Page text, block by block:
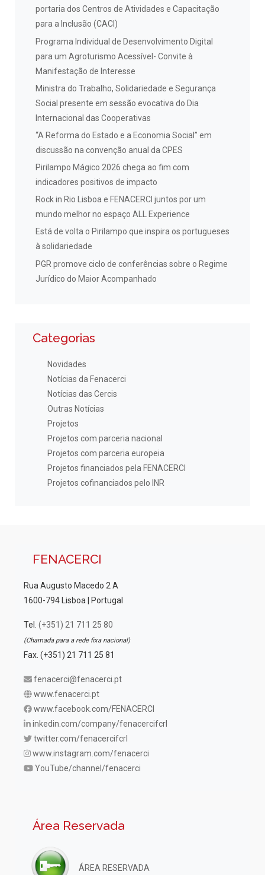
portaria dos Centros de Atividades e Capacitação
para a Inclusão (CACI)
Programa Individual de Desenvolvimento Digital
para um Agroturismo Acessível- Convite à
Manifestação de Interesse
Ministra do Trabalho, Solidariedade e Segurança
Social presente em sessão evocativa do Dia
Internacional das Cooperativas
“A Reforma do Estado e a Economia Social” em
discussão na convenção anual da CPES
Pirilampo Mágico 2026 chega ao fim com
indicadores positivos de impacto
Rock in Rio Lisboa e FENACERCI juntos por um
mundo melhor no espaço ALL Experience
Está de volta o Pirilampo que inspira os portugueses
à solidariedade
PGR promove ciclo de conferências sobre o Regime
Jurídico do Maior Acompanhado
Categorias
Novidades
Notícias da Fenacerci
Notícias das Cercis
Outras Notícias
Projetos
Projetos com parceria nacional
Projetos com parceria europeia
Projetos financiados pela FENACERCI
Projetos cofinanciados pelo INR
FENACERCI
Rua Augusto Macedo 2 A
1600-794 Lisboa | Portugal
Tel. (+351) 21 711 25 80
(Chamada para a rede fixa nacional)
Fax. (+351) 21 711 25 81
fenacerci@fenacerci.pt
www.fenacerci.pt
www.facebook.com/FENACERCI
inkedin.com/company/fenacercifcrl
twitter.com/fenacercifcrl
www.instagram.com/fenacerci
YouTube/channel/fenacerci
Área Reservada
ÁREA RESERVADA